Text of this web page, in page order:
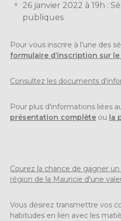
26 janvier 2022 à 19h :
publiques
Pour vous inscrire à l’une des
formulaire d’inscription sur
Consultez les documents
Pour plus d’informations liées
présentation complète ou la
Courez la chance de gagner
région de la Mauricie d’une
Vous désirez transmettre vos
habitudes en lien avec les